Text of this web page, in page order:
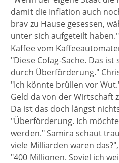
damit die Inflation auch
brav zu Hause gesessen,
unter sich aufgeteilt
Kaffee vom
"Diese Cofag-Sache. Das
durch Überförderung."
"Ich könnte brüllen vor
Geld da von der Wirtschaft
Da ist das doch längst
"Überförderung. Ich
werden." Samira schaut
viele Milliarden waren
"400 Millionen. Soviel ich